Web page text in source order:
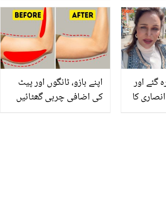
بیٹی نے نجی زندگی کے راز
کھول دیے
حکومت
اپنے بازو، ٹانگوں اور پیٹ
کی اضافی چربی گھٹائیں
گئے اور
کا